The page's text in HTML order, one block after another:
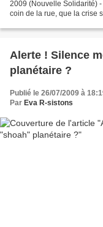
2009 (Nouvelle Solidarité)
coin de la rue, que la crise
Alerte ! Silence
planétaire ?
Publié le 26/07/2009 à
Par Eva R-sistons